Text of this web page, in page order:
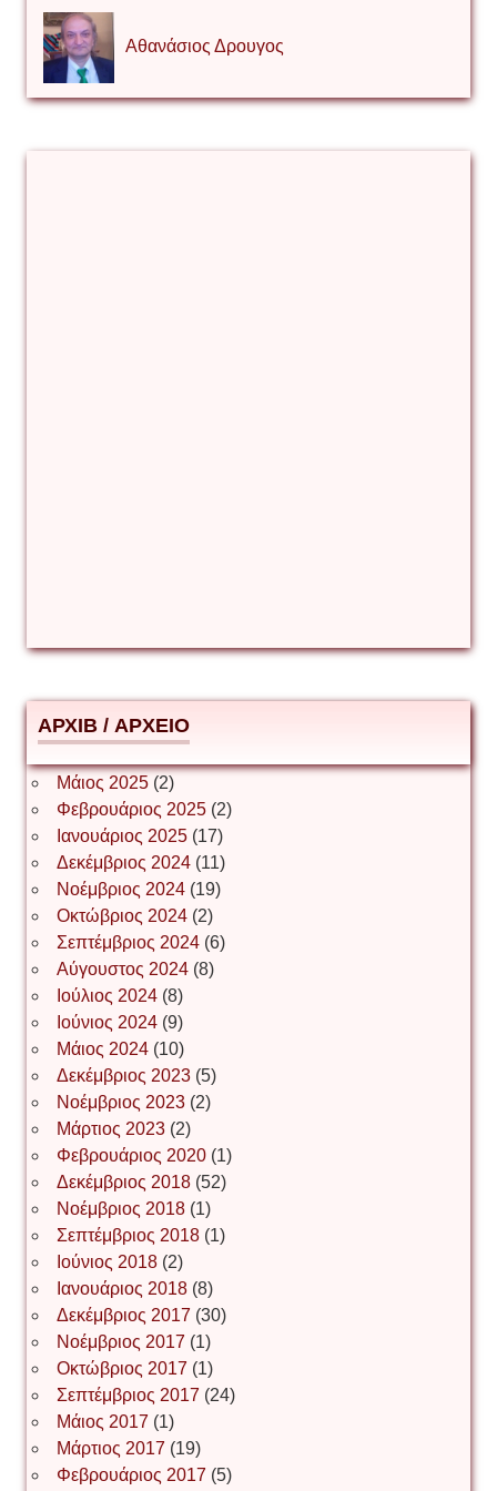
Αθανάσιος Δρουγος
Δημήτριος Ζακοντινός
ΕΥΑΓΓΕΛΟΣ ΜΩΚΟΣ
Ιωάννης Σ. Παπαφλωράτος
ΝΙΚΟΣ ΓΑΤΟΣ
Νίκος Λυγερός
Іван Буртик
Іван Наконечний
Інга Короткевич
Ірина Ключковська
Ірина Наконечна
АРХІВ / ΑΡΧΕΙΟ
Μάιος 2025(2)
Φεβρουάριος 2025(2)
Ιανουάριος 2025(17)
Δεκέμβριος 2024(11)
Νοέμβριος 2024(19)
Οκτώβριος 2024(2)
Σεπτέμβριος 2024(6)
Αύγουστος 2024(8)
Ιούλιος 2024(8)
Ιούνιος 2024(9)
Μάιος 2024(10)
Δεκέμβριος 2023(5)
Νοέμβριος 2023(2)
Μάρτιος 2023(2)
Φεβρουάριος 2020(1)
Δεκέμβριος 2018(52)
Νοέμβριος 2018(1)
Σεπτέμβριος 2018(1)
Ιούνιος 2018(2)
Ιανουάριος 2018(8)
Δεκέμβριος 2017 (30)
Νοέμβριος 2017 (1)
Οκτώβριος 2017 (1)
Σεπτέμβριος 2017 (24)
Μάιος 2017 (1)
Μάρτιος 2017 (19)
Φεβρουάριος 2017 (5)